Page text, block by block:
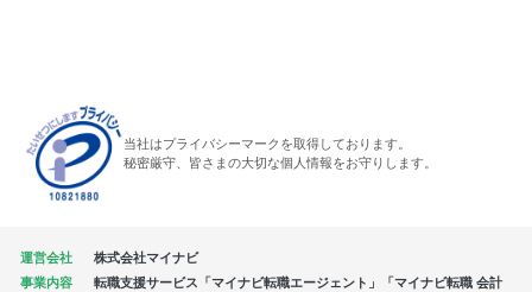
当社はプライバシーマークを取得しております。
秘密厳守、皆さまの大切な個人情報をお守りします。
運営会社
株式会社マイナビ
事業内容
転職支援サービス「マイナビ転職エージェント」「マイナビ転職 会計